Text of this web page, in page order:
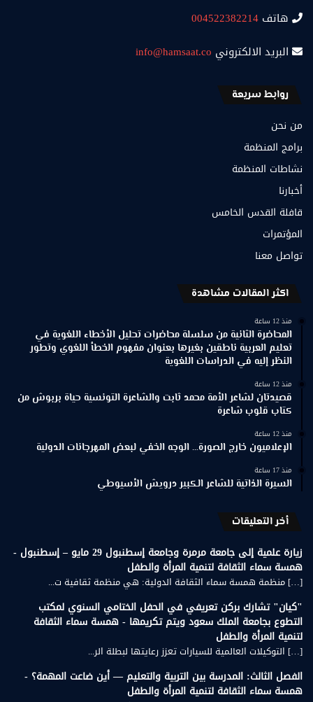
هاتف 004522382214
البريد الالكتروني info@hamsaat.co
روابط سريعة
من نحن
برامج المنظمة
نشاطات المنظمة
أخبارنا
قافلة القدس الخامس
المؤتمرات
تواصل معنا
اكثر المقالات مشاهدة
منذ 12 ساعة
المحاضرة الثانية من سلسلة محاضرات تحليل الأخطاء اللغوية في
تعليم العربية ناطقين بغيرها بعنوان مفهوم الخطأ اللغوي وتطور
النظر إليه في الدراسات اللغوية
منذ 12 ساعة
قصيدتان لشاعر الأمة محمد ثابت والشاعرة التونسية حياة بربوش من
كتاب قلوب شاعرة
منذ 12 ساعة
الإعلاميون خارج الصورة… الوجه الخفي لبعض المهرجانات الدولية
منذ 17 ساعة
السيرة الذاتية للشاعر الكبير درويش الأسيوطي
أخر التعليقات
زيارة علمية إلى جامعة مرمرة وجامعة إسطنبول 29 مايو – إسطنبول -
همسة سماء الثقافة لتنمية المرأة والطفل
[…] منظمة همسة سماء الثقافة الدولية: هي منظمة ثقافية ت...
"كيان" تشارك بركن تعريفي في الحفل الختامي السنوي لمكتب
التطوع بجامعة الملك سعود ويتم تكريمها - همسة سماء الثقافة
لتنمية المرأة والطفل
[…] التوكيلات العالمية للسيارات تعزز رعايتها لبطلة الر...
الفصل الثالث: المدرسة بين التربية والتعليم — أين ضاعت المهمة؟ -
همسة سماء الثقافة لتنمية المرأة والطفل